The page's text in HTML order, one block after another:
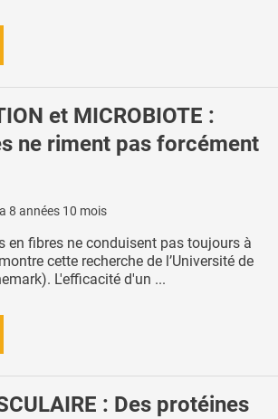
et MICROBIOTE :
ne riment pas forcément
8 années 10 mois
en fibres ne conduisent pas toujours à
cette recherche de l’Université de
L'efficacité d'un ...
: Des protéines